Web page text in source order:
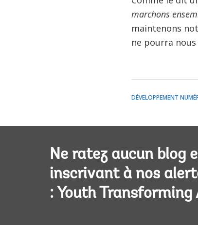
marchons
maintenons
ne pourra
DÉVELOPPEMENT
Ne ratez aucun blog
inscrivant à nos
: Youth Transforming